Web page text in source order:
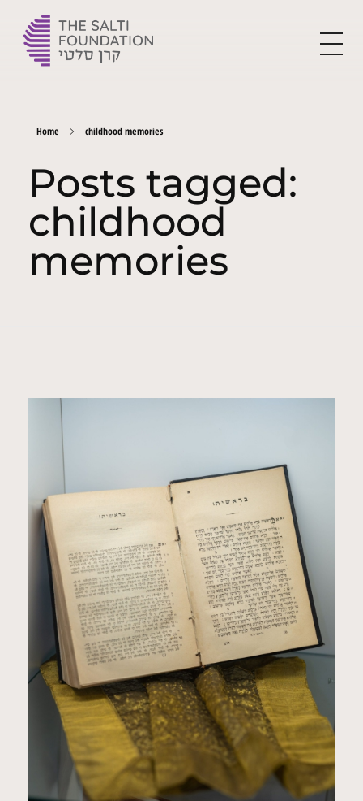
Home childhood memories
Posts tagged:
childhood
memories